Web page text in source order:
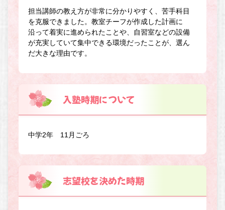
担当講師の教え方が非常に分かりやすく、苦手科目
を克服できました。教室チーフが作成した計画に
沿って着実に進められたことや、自習室などの設備
が充実していて集中できる環境だったことが、選ん
だ大きな理由です。
入塾時期について
中学2年 11月ごろ
志望校を決めた時期